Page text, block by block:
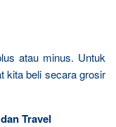
atau minus. Untuk
kita beli secara grosir
Travel